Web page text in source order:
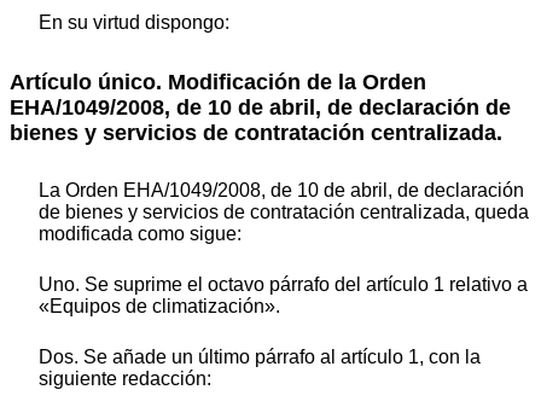
En su virtud dispongo:
Artículo único. Modificación de la Orden
EHA/1049/2008, de 10 de abril, de declaración de
bienes y servicios de contratación centralizada.
La Orden EHA/1049/2008, de 10 de abril, de declaración
de bienes y servicios de contratación centralizada, queda
modificada como sigue:
Uno. Se suprime el octavo párrafo del artículo 1 relativo a
«Equipos de climatización».
Dos. Se añade un último párrafo al artículo 1, con la
siguiente redacción: